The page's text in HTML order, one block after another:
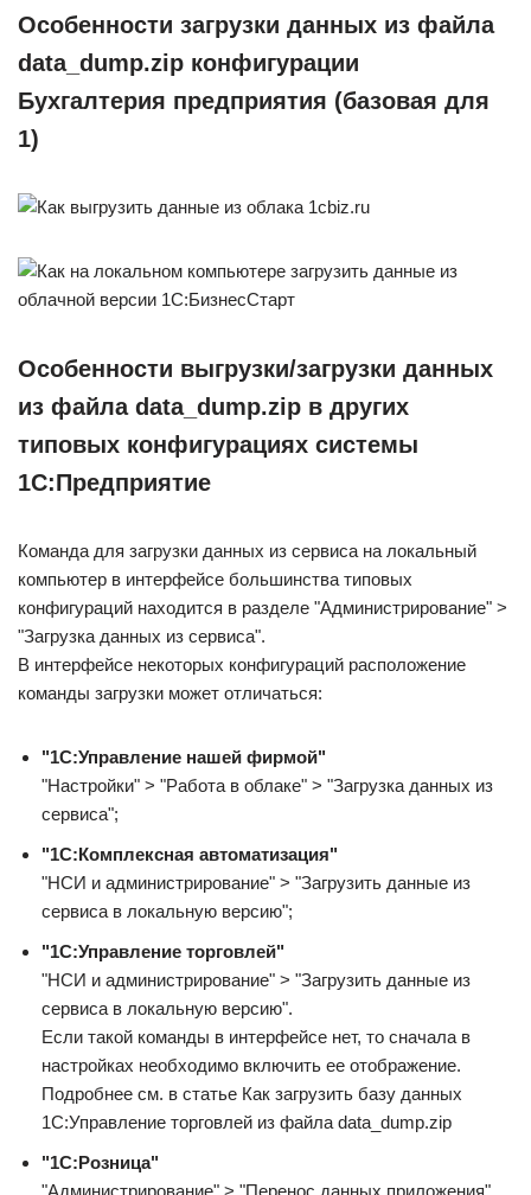
Особенности загрузки данных из файла
data_dump.zip конфигурации
Бухгалтерия предприятия (базовая для
1)
Особенности выгрузки/загрузки данных
из файла data_dump.zip в других
типовых конфигурациях системы
1С:Предприятие
Команда для загрузки данных из сервиса на локальный
компьютер в интерфейсе большинства типовых
конфигураций находится в разделе "Администрирование" >
"Загрузка данных из сервиса".
В интерфейсе некоторых конфигураций расположение
команды загрузки может отличаться:
"1С:Управление нашей фирмой"
"Настройки" > "Работа в облаке" > "Загрузка данных из
сервиса";
"1С:Комплексная автоматизация"
"НСИ и администрирование" > "Загрузить данные из
сервиса в локальную версию";
"1С:Управление торговлей"
"НСИ и администрирование" > "Загрузить данные из
сервиса в локальную версию".
Если такой команды в интерфейсе нет, то сначала в
настройках необходимо включить ее отображение.
Подробнее см. в статье Как загрузить базу данных
1С:Управление торговлей из файла data_dump.zip
"1С:Розница"